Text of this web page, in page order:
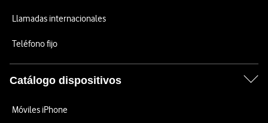
Llamadas internacionales
Teléfono fijo
Catálogo dispositivos
Móviles iPhone